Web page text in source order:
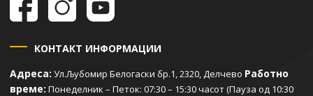
КОНТАКТ ИНФОРМАЦИИ
Адреса: Ул.Љубомир Белогаски бр.1, 2320, Делчево Работно
време: Понеделник – Петок: 07:30 – 15:30 часот (Пауза од 10:30